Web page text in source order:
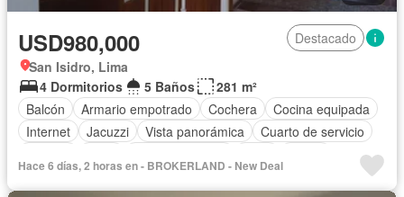
USD980,000
Destacado
San Isidro, Lima
4 Dormitorios
5 Baños
281 m²
Balcón
Armario empotrado Cochera
Cocina equipada
Internet
Jacuzzi Vista panorámica
Cuarto de servicio
Seguridad
Piscina Sin amoblar
Hace 6 días, 2 horas en - BROKERLAND - New Deal